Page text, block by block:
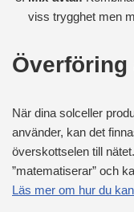
viss trygghet men
När dina solceller
använder, kan det
överskottselen till
”matematiserar” och
Läs mer om hur du